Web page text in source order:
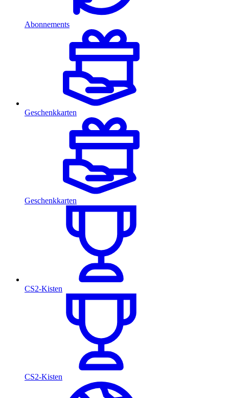
Abonnements
Geschenkkarten
Geschenkkarten
CS2-Kisten
CS2-Kisten